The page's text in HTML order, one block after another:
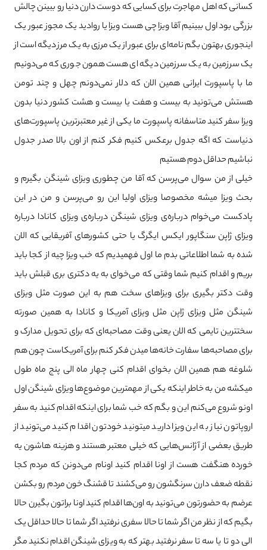
کسانی که اهل مهاجرت برای کسایی که دوست دارن دنیا رو ببینن چالش
بزرگی بود اول ببینیم آقا ویزا چی هست ویزا یا روادید یک مجوز عبور یک
اینجوری بهتون بگم نامه‌ای برای عبور از یک مرزی به یک مرز دیگه است از
یک سرزمین به یک سرزمین دیگه ای هست همون جوری که می‌دونیم
ما با پاسپورت ایرانی همین الان که دلار نمی‌دونم چهل و چند تومن
هستش می‌تونید به بیست و هفت یا بیست و هشت کشور دنیا بدون
ویزا سفر کنید متاسفانه پاسپورت ما یکی از غیر معتبرترین پاسپورت‌های
دنیاست که اگه جدول برعکس کنیم فکر کنم از اون بالا صدر جدول
نباشیم حداقل دوم هستیم
خیلی از من سوال می‌پرسن که آقا من چطوری ویزای شینگن بگیرم و
بحث ویزا میشه مخصوصا ویزای اولیا این رو می‌پرسن و من در این
پادکست می‌خوام درباره‌ی ویزای شینگن درباره‌ی ویزای کانادا درباره
ویزای ژاپن سنگاپور ایکس ایگرگ یا حتی کشورهای آفریقایی که الان
شده به شما اطلاعاتی بدم ما اول فهمیدیم که خب ویزا چیه از کجا باید
بریم و اقدام کنیم شما وقتی که می‌خوای به یه دکتری بری قبلش باید
وقت دکتر بگیری برای ویزاهای سخت هم به این صورت مثل ویزای
شینگن مثل ویزای ژاپن مثل ویزای آمریکا و کانادا به همین صورته
سختترین تایمی که الان یعنی وقت مصاحبه‌ای که برای تحویل مدارک و
برای مصاحبه‌ها سفارت خانه‌ها میدن فکر کنم برای آمریکاست چون هم
شلوغه هم همین الان بخوای اقدام کنی چهار ماه الی پنج ماه طول
میکشه من به خاطر اینکه یکی از مهمترین موضوع‌ها ویزای شینگن اول
اونو شروع می‌کنم این و بگم که خب شما برای اینکه اقدام کنید به سفر
اروپاتون نیاز به این ویزا دارید میتونید خودتون اقدام کنید می‌تونید از
طریق بعضی از آژانس‌هایی که خیلی معتبر هستند و هزینه هاشون یه
خورده هنگفت هست از اونا اقدام کنید اونام می‌دونن که مردم کجا
نقطه ضعف دارن سرنگشون رو می‌کشند تا قشنگ خون مردم رو بکشن
عرضم به حضورتون می‌تونید به اون‌ها اقدام کنید اونا براتون بگیرن حالا
بگیم که از نظر من اگر شما تا حالا سفری نرفتید اگر شما تا حالا حداقل یک
الی دو تا یا سه تا سفر نرفتید بهتر که به ویزای شینگن اقدام نکنید مگر